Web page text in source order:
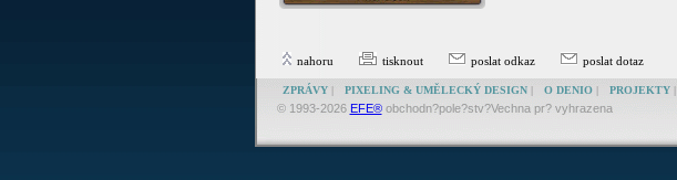
nahoru tisknout poslat odkaz poslat dotaz
ZPRÁVY| PIXELING & UMĚLECKÝ DESIGN| O DENIO| PROJEKTY|
© 1993-2026 EFE®obchodn?pole?stv?Vechna pr? vyhrazena